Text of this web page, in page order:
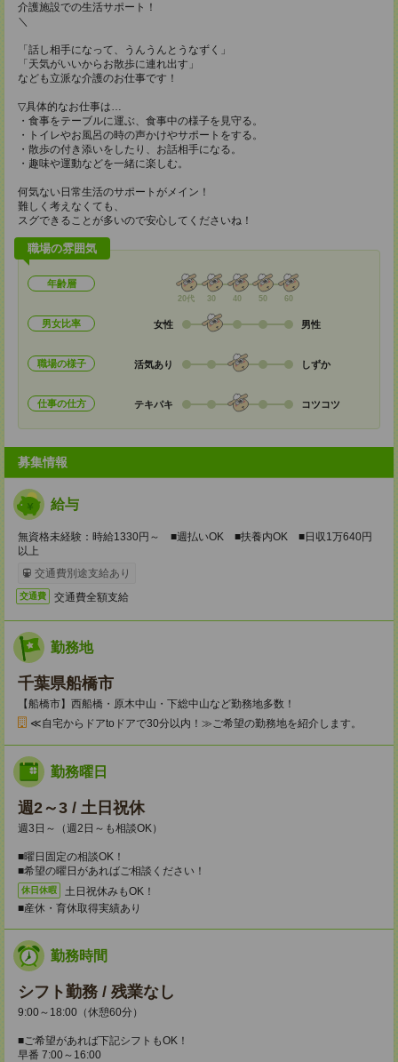
介護施設での生活サポート！
＼
「話し相手になって、うんうんとうなずく」
「天気がいいからお散歩に連れ出す」
なども立派な介護のお仕事です！
▽具体的なお仕事は…
・食事をテーブルに運ぶ、食事中の様子を見守る。
・トイレやお風呂の時の声かけやサポートをする。
・散歩の付き添いをしたり、お話相手になる。
・趣味や運動などを一緒に楽しむ。
何気ない日常生活のサポートがメイン！
難しく考えなくても、
スグできることが多いので安心してくださいね！
職場の雰囲気
年齢層
20代 30 40 50 60
男女比率 女性 男性
職場の様子 活気あり しずか
仕事の仕方 テキパキ コツコツ
募集情報
給与
無資格未経験：時給1330円～ ■週払いOK ■扶養内OK ■日収1万640円
以上
交通費別途支給あり
交通費 交通費全額支給
勤務地
千葉県船橋市
【船橋市】西船橋・原木中山・下総中山など勤務地多数！
≪自宅からドアtoドアで30分以内！≫ご希望の勤務地を紹介します。
勤務曜日
週2～3 / 土日祝休
週3日～（週2日～も相談OK）
■曜日固定の相談OK！
■希望の曜日があればご相談ください！
休日休暇
土日祝休みもOK！
■産休・育休取得実績あり
勤務時間
シフト勤務 / 残業なし
9:00～18:00（休憩60分）
■ご希望があれば下記シフトもOK！
早番 7:00～16:00